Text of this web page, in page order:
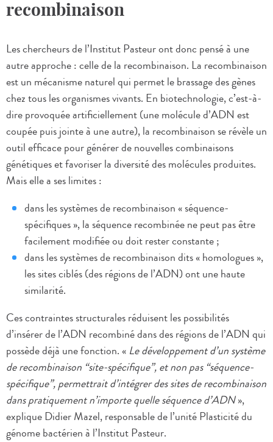
recombinaison
Les chercheurs de l’Institut Pasteur ont donc pensé à une
autre approche : celle de la recombinaison. La recombinaison
est un mécanisme naturel qui permet le brassage des gènes
chez tous les organismes vivants. En biotechnologie, c’est-à-
dire provoquée artificiellement (une molécule d’ADN est
coupée puis jointe à une autre), la recombinaison se révèle un
outil efficace pour générer de nouvelles combinaisons
génétiques et favoriser la diversité des molécules produites.
Mais elle a ses limites :
dans les systèmes de recombinaison « séquence-
spécifiques », la séquence recombinée ne peut pas être
facilement modifiée ou doit rester constante ;
dans les systèmes de recombinaison dits « homologues »,
les sites ciblés (des régions de l’ADN) ont une haute
similarité.
Ces contraintes structurales réduisent les possibilités
d’insérer de l’ADN recombiné dans des régions de l’ADN qui
possède déjà une fonction. « Le développement d’un système
de recombinaison “site-spécifique”, et non pas “séquence-
spécifique”, permettrait d’intégrer des sites de recombinaison
dans pratiquement n’importe quelle séquence d’ADN»,
explique Didier Mazel, responsable de l’unité Plasticité du
génome bactérien à l’Institut Pasteur.